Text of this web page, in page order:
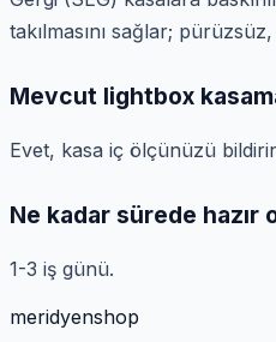
takılmasını sağlar;
Mevcut lightbox
Evet, kasa iç ölçünüzü
Ne kadar sürede hazır
1-3 iş günü.
meridyenshop